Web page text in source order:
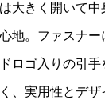
大きく開いて中
地。ファスナー
ロゴ入りの引
、実用性とデザ